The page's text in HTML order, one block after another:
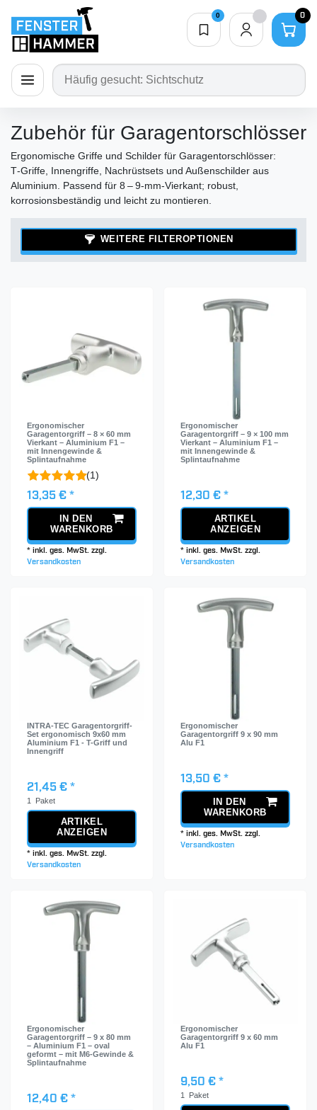
Navigation öffnen
0
Merkliste
0
0,00 €
schließen
Zubehör für Garagentorschlösser
Ergonomische Griffe und Schilder für Garagentorschlösser:
T‑Griffe, Innengriffe, Nachrüstsets und Außenschilder aus
Aluminium. Passend für 8 – 9‑mm‑Vierkant; robust,
korrosionsbeständig und leicht zu montieren.
WEITERE FILTEROPTIONEN
Ergonomischer
Garagentorgriff – 8 × 60 mm
Vierkant – Aluminium F1 –
mit Innengewinde &
Splintaufnahme
(1)
13,35 € *
IN DEN
WARENKORB
*inkl. ges. MwSt. zzgl.
Versandkosten
Ergonomischer
Garagentorgriff – 9 × 100 mm
Vierkant – Aluminium F1 –
mit Innengewinde &
Splintaufnahme
12,30 € *
ARTIKEL
ANZEIGEN
*inkl. ges. MwSt. zzgl.
Versandkosten
INTRA-TEC Garagentorgriff-
Set ergonomisch 9x60 mm
Aluminium F1 - T-Griff und
Innengriff
21,45 € *
1 Paket
ARTIKEL
ANZEIGEN
*inkl. ges. MwSt. zzgl.
Versandkosten
Ergonomischer
Garagentorgriff 9 x 90 mm
Alu F1
13,50 € *
IN DEN
WARENKORB
*inkl. ges. MwSt. zzgl.
Versandkosten
Ergonomischer
Garagentorgriff – 9 x 80 mm
– Aluminium F1 – oval
geformt – mit M6-Gewinde &
Splintaufnahme
12,40 € *
Ergonomischer
Garagentorgriff 9 x 60 mm
Alu F1
9,50 € *
1 Paket